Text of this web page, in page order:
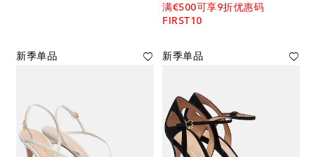
满€500可享9折优惠码
FIRST10
新季单品 新季单品